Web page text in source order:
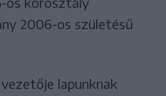
2006-os születésű
lapunknak